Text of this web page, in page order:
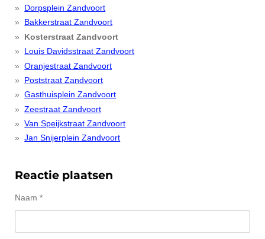
Dorpsplein Zandvoort
Bakkerstraat Zandvoort
Kosterstraat Zandvoort
Louis Davidsstraat Zandvoort
Oranjestraat Zandvoort
Poststraat Zandvoort
Gasthuisplein Zandvoort
Zeestraat Zandvoort
Van Speijkstraat Zandvoort
Jan Snijerplein Zandvoort
Reactie plaatsen
Naam *